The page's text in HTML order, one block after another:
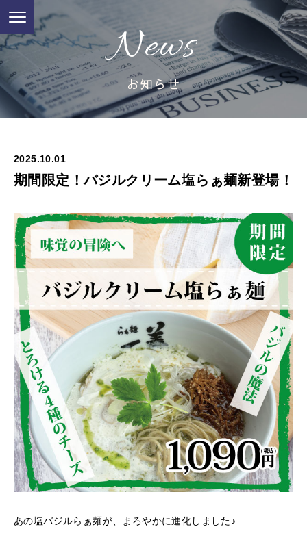
News
お知らせ
2025.10.01
期間限定！バジルクリーム塩らぁ麺新登場！
あの塩バジルらぁ麺が、まろやかに進化しました♪